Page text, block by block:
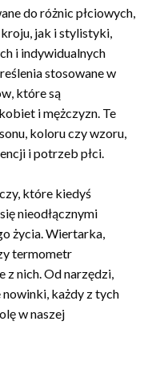
do różnic płciowych,
jak i stylistyki,
i indywidualnych
stosowane w
które są
i mężczyzn. Te
koloru czy wzoru,
i potrzeb płci.
które kiedyś
nieodłącznymi
życia. Wiertarka,
termometr
nich. Od narzędzi,
każdy z tych
w naszej